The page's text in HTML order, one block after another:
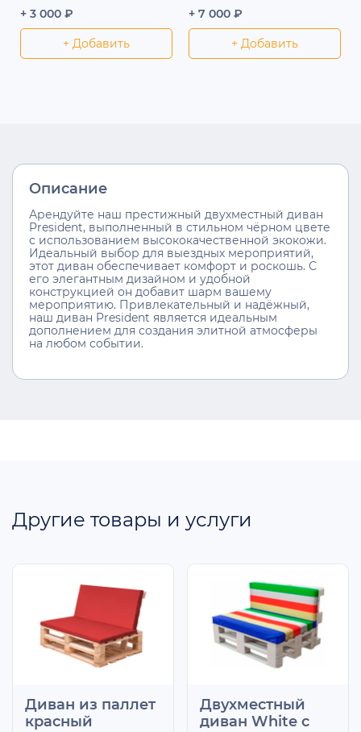
+ 3 000 ₽
+ Добавить
+ 7 000 ₽
+ Добавить
Описание
Арендуйте наш престижный двухместный диван
President, выполненный в стильном чёрном цвете
с использованием высококачественной экокожи.
Идеальный выбор для выездных мероприятий,
этот диван обеспечивает комфорт и роскошь. С
его элегантным дизайном и удобной
конструкцией он добавит шарм вашему
мероприятию. Привлекательный и надёжный,
наш диван President является идеальным
дополнением для создания элитной атмосферы
на любом событии.
Другие товары и услуги
Диван из паллет
красный
Двухместный
диван White с